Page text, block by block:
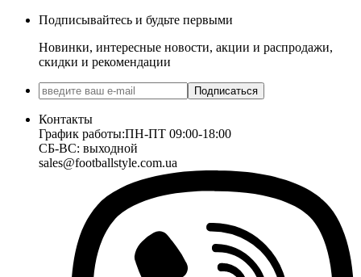
Подписывайтесь и будьте первыми
Новинки, интересные новости, акции и распродажи,
скидки и рекомендации
Подписаться
Контакты
График работы:ПН-ПТ 09:00-18:00
СБ-ВС: выходной
sales@footballstyle.com.ua